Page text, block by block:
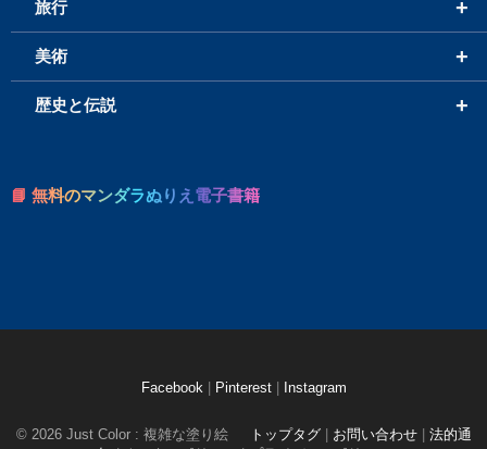
+
旅行
+
美術
+
歴史と伝説
📘 無料のマンダラぬりえ電子書籍
Facebook Pinterest Instagram
© 2026 Just Color : 複雑な塗り絵 トップタグ お問い合わせ
法的通